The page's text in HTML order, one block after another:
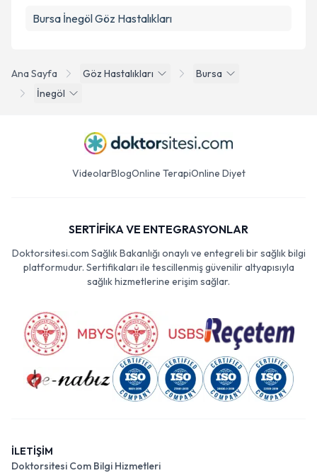
Ana Sayfa Göz Hastalıkları
Bursa
İnegöl
Bursa İnegöl Göz Hastalıkları
VideolarBlogOnline TerapiOnline Diyet
SERTİFİKA VE ENTEGRASYONLAR
Doktorsitesi.com Sağlık Bakanlığı onaylı ve entegreli bir sağlık bilgi
platformudur. Sertifikaları ile tescillenmiş güvenilir altyapısıyla
sağlık hizmetlerine erişim sağlar.
İLETİŞİM
Doktorsitesi Com Bilgi Hizmetleri